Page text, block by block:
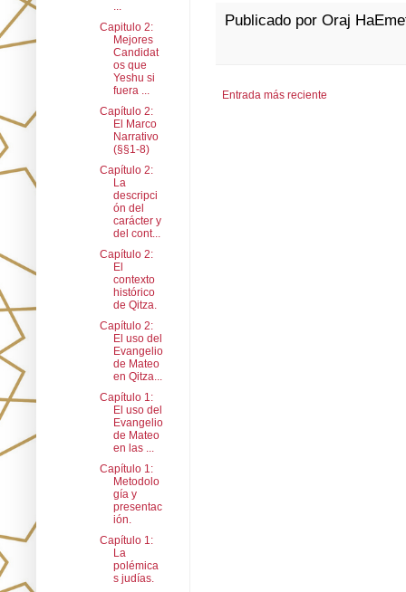
Publicado por Oraj
Entrada más reciente
...
Capitulo 2:
Mejores
Candidat
os que
Yeshu si
fuera ...
Capítulo 2:
El Marco
Narrativo
(§§1-8)
Capítulo 2:
La
descripci
ón del
carácter y
del cont...
Capítulo 2:
El
contexto
histórico
de Qitza.
Capítulo 2:
El uso del
Evangelio
de Mateo
en Qitza...
Capítulo 1:
El uso del
Evangelio
de Mateo
en las ...
Capítulo 1:
Metodolo
gía y
presentac
ión.
Capítulo 1:
La
polémica
s judías.